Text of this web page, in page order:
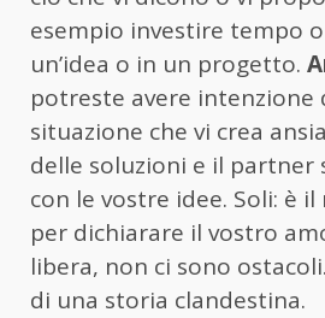
esempio investire tempo
un’idea o in un progetto.
potreste avere intenzione
situazione che vi crea
delle soluzioni e il partner
con le vostre idee. Soli: è
per dichiarare il vostro
libera, non ci sono
di una storia clandestina.